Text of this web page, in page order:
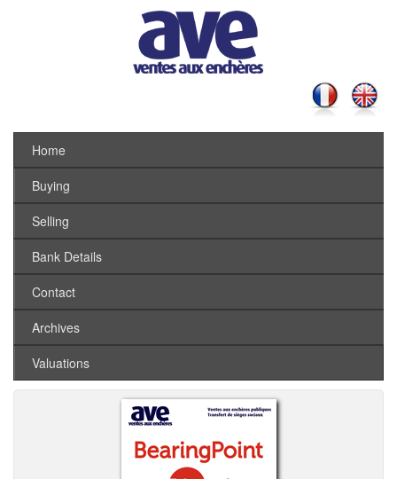
Home
Buying
Selling
Bank Details
Contact
Archives
Valuations